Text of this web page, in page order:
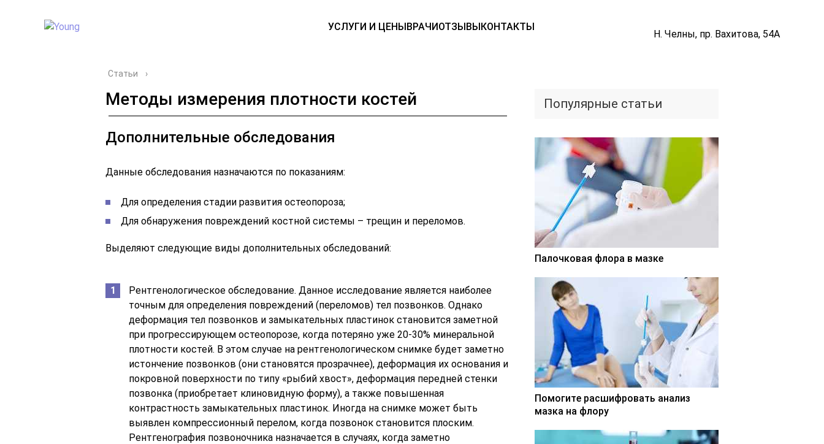
УСЛУГИ И ЦЕНЫВРАЧИОТЗЫВЫКОНТАКТЫ
Н. Челны, пр. Вахитова, 54А
Статьи ›
Методы измерения плотности костей
Дополнительные обследования
Данные обследования назначаются по показаниям:
Для определения стадии развития остеопороза;
Для обнаружения повреждений костной системы – трещин и переломов.
Выделяют следующие виды дополнительных обследований:
Рентгенологическое обследование. Данное исследование является наиболее
точным для определения повреждений (переломов) тел позвонков. Однако
деформация тел позвонков и замыкательных пластинок становится заметной
при прогрессирующем остеопорозе, когда потеряно уже 20-30% минеральной
плотности костей. В этом случае на рентгенологическом снимке будет заметно
истончение позвонков (они становятся прозрачнее), деформация их основания и
покровной поверхности по типу «рыбий хвост», деформация передней стенки
позвонка (приобретает клиновидную форму), а также повышенная
контрастность замыкательных пластинок. Иногда на снимке может быть
выявлен компрессионный перелом, когда позвонок становится плоским.
Рентгенография позвоночника назначается в случаях, когда заметно
Популярные статьи
Палочковая флора в мазке
Помогите расшифровать анализ
мазка на флору